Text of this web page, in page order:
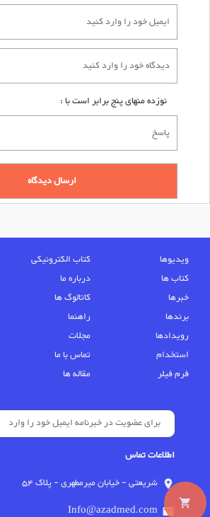
نوزده منهای پنج برابر است با :
local_grocery_store
ویدیوها کتاب الکترونیکی
کتاب ها
درباره ما
خبرها
کاتالوگ ها
برندها
راهنما
رویدادها
مجلات
استخدام
تماس با ما
فرم فیلر
مقاله ها
اطلاعات تماس
location_on شریعتی - خیابان میرمطهری - پلاک 54
email
Info@azadmed.com